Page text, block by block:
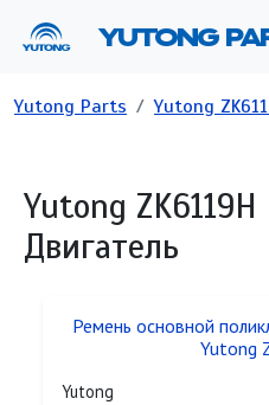
YUTONG
Строка навигации
Yutong Parts Yutong
Yutong
Двигатель
Ремень основной
Yutong
Yutong